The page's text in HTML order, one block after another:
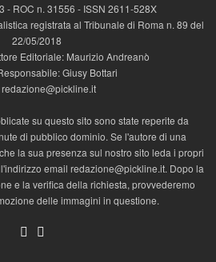
- ROC n. 31556 - ISSN 2611-528X
registrata al Tribunale di Roma n. 89 del
22/05/2018
Editoriale: Maurizio Andreanò
Giusy Bottari
redazione@pickline.it
su questo sito sono state reperite da
di pubblico dominio. Se l'autore di una
la sua presenza sul nostro sito leda i propri
email redazione@pickline.it. Dopo la
e la verifica della richiesta, provvederemo
delle immagini in questione.